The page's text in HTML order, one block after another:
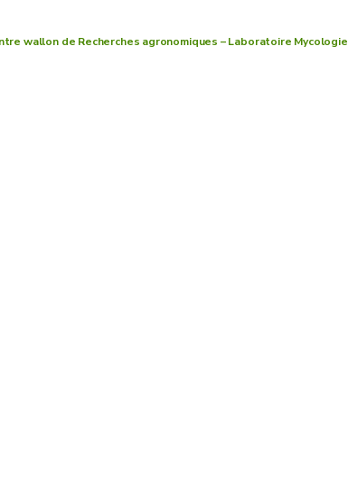
wallon de Recherches agronomiques – Laboratoire Mycologie